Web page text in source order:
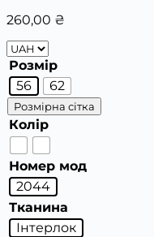
260,00 ₴
Розмір
56
62
Розмірна сітка
Колір
Номер мод
2044
Тканина
Інтерлок